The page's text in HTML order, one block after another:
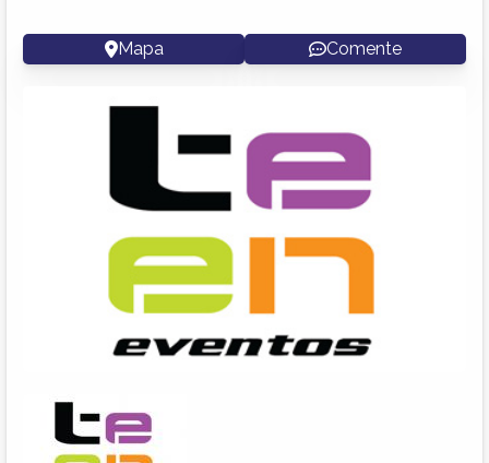
Mapa Comente